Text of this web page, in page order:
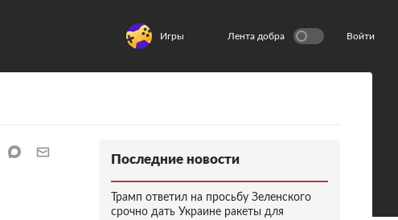
Игры Лента добра Войти
Последние новости
Трамп ответил на просьбу Зеленского
срочно дать Украине ракеты для